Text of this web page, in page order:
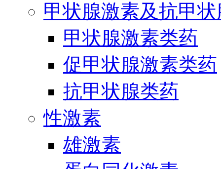
甲状腺激素及抗甲
甲状腺激素类药
促甲状腺激素类药
抗甲状腺类药
性激素
雄激素